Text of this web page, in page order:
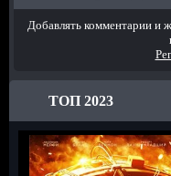
Добавлять комментарии и
ТОП 2023